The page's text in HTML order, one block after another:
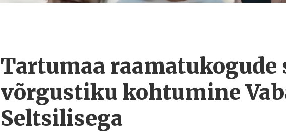
Tartumaa raamatukogude
võrgustiku kohtumine
Seltsilisega